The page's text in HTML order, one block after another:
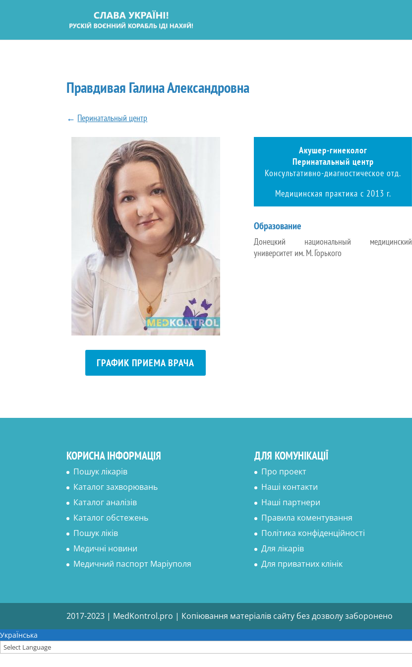
Правдивая Галина Александровна
← Перинатальный центр
ГРАФИК ПРИЕМА ВРАЧА
Акушер-гинеколог
Перинатальный центр
Консультативно-диагностическое отд.
Медицинская практика с 2013 г.
Образование
Донецкий национальный медицинский
университет им. М. Горького
КОРИСНА ІНФОРМАЦІЯ
Пошук лікарів
Каталог захворювань
Каталог аналізів
Каталог обстежень
Пошук ліків
Медичні новини
Медичний паспорт Маріуполя
ДЛЯ КОМУНІКАЦІЇ
Про проект
Наші контакти
Наші партнери
Правила коментування
Політика конфіденційності
Для лікарів
Для приватних клінік
2017-2023 | MedKontrol.pro | Копіювання матеріалів сайту без дозволу заборонено
УкраЇнська